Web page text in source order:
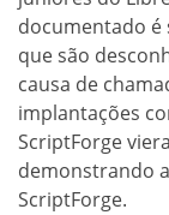
documentado é
que são
causa de
implantações
ScriptForge
demonstrando
ScriptForge.